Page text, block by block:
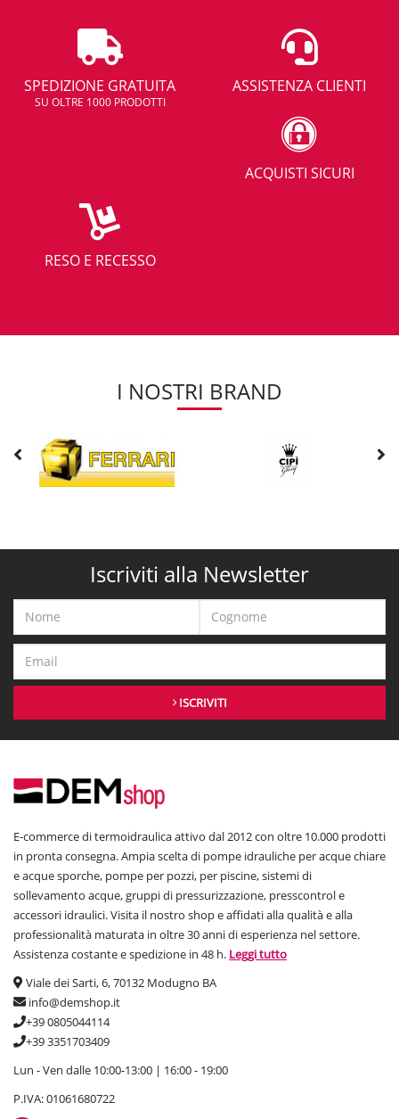
SPEDIZIONE GRATUITA
SU OLTRE 1000 PRODOTTI
ASSISTENZA CLIENTI
ACQUISTI SICURI
RESO E RECESSO
I NOSTRI BRAND
Iscriviti alla Newsletter
ISCRIVITI
E-commerce di termoidraulica attivo dal 2012 con oltre 10.000 prodotti
in pronta consegna. Ampia scelta di pompe idrauliche per acque chiare
e acque sporche, pompe per pozzi, per piscine, sistemi di
sollevamento acque, gruppi di pressurizzazione, presscontrol e
accessori idraulici. Visita il nostro shop e affidati alla qualità e alla
professionalità maturata in oltre 30 anni di esperienza nel settore.
Assistenza costante e spedizione in 48 h. Leggi tutto
Viale dei Sarti, 6, 70132 Modugno BA
info@demshop.it
+39 0805044114
+39 3351703409
Lun - Ven dalle 10:00-13:00 | 16:00 - 19:00
P.IVA: 01061680722